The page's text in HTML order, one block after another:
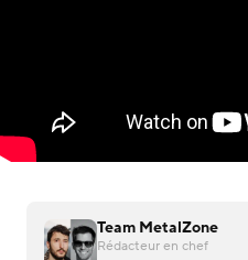
Team MetalZone
Rédacteur en chef